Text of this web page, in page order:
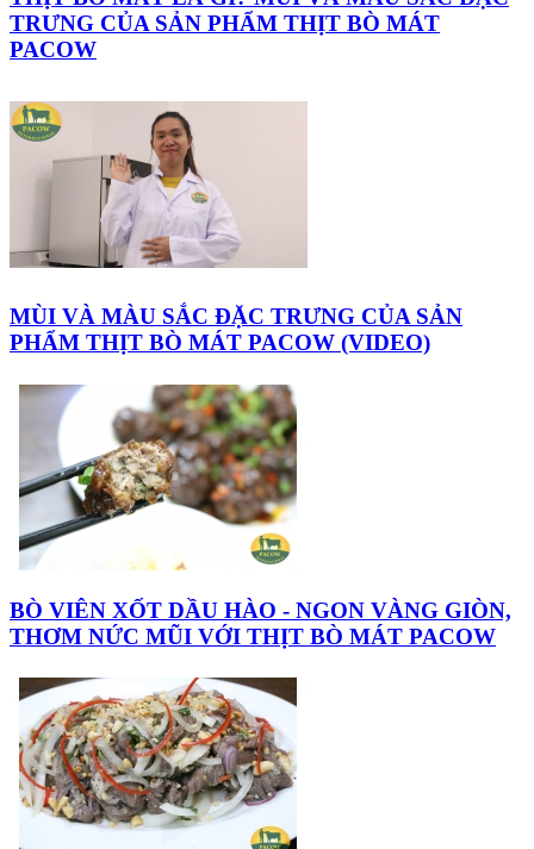
TRƯNG CỦA SẢN PHẨM THỊT BÒ MÁT
PACOW
MÙI VÀ MÀU SẮC ĐẶC TRƯNG CỦA SẢN
PHẨM THỊT BÒ MÁT PACOW (VIDEO)
BÒ VIÊN XỐT DẦU HÀO - NGON VÀNG GIÒN,
THƠM NỨC MŨI VỚI THỊT BÒ MÁT PACOW